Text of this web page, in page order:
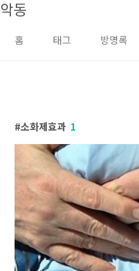
본문 바로가기
악동
홈 태그 방명록
소화제효과 1